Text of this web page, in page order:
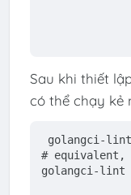
Sau khi thiết
có thể chạy kẻ
golangci-
# equivalent,
golangci-